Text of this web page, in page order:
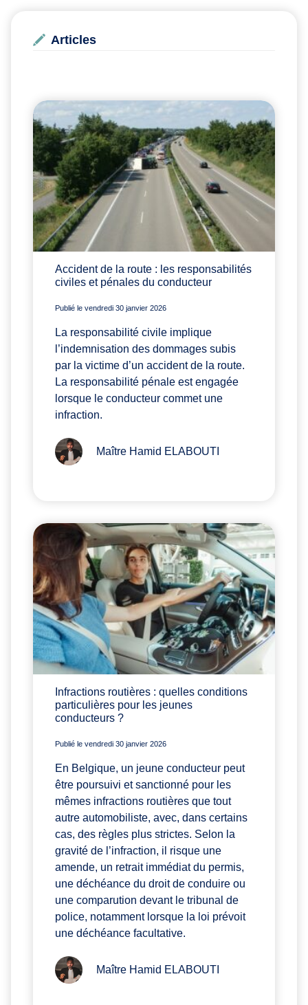
Articles
Accident de la route : les responsabilités
civiles et pénales du conducteur
Publié le vendredi 30 janvier 2026
La responsabilité civile implique
l’indemnisation des dommages subis
par la victime d’un accident de la route.
La responsabilité pénale est engagée
lorsque le conducteur commet une
infraction.
Maître Hamid ELABOUTI
Infractions routières : quelles conditions
particulières pour les jeunes
conducteurs ?
Publié le vendredi 30 janvier 2026
En Belgique, un jeune conducteur peut
être poursuivi et sanctionné pour les
mêmes infractions routières que tout
autre automobiliste, avec, dans certains
cas, des règles plus strictes. Selon la
gravité de l’infraction, il risque une
amende, un retrait immédiat du permis,
une déchéance du droit de conduire ou
une comparution devant le tribunal de
police, notamment lorsque la loi prévoit
une déchéance facultative.
Maître Hamid ELABOUTI